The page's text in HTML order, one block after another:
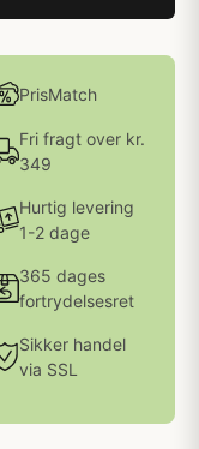
PrisMatch
Fri fragt over kr.
349
Hurtig levering
1-2 dage
365 dages
fortrydelsesret
Sikker handel
via SSL